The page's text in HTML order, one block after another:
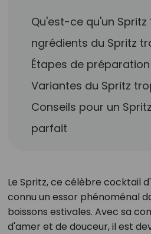
Qu'est-ce qu'un Spritz
ngrédients du Spritz
Étapes de préparation
Variantes du Spritz
Conseils pour un
parfait
Le Spritz, ce célèbre cocktail
connu un essor phénoménal
boissons estivales. Avec sa
d'amer et de douceur, il est